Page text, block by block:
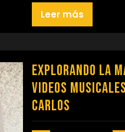
Leer más
Explorando la
Videos
Carlos